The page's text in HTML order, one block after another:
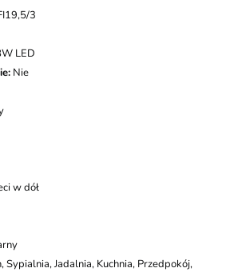
3
LED
Nie
w dół
Sypialnia, Jadalnia, Kuchnia, Przedpokój,